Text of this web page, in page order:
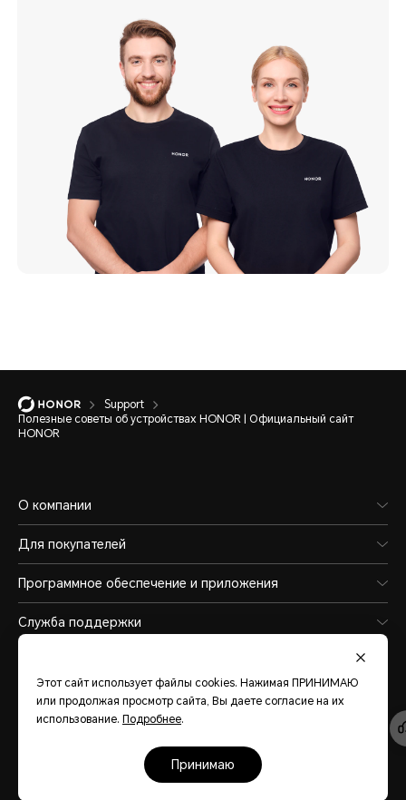
Support
Полезные советы об устройствах HONOR | Официальный сайт
HONOR
О компании
Для покупателей
Программное обеспечение и приложения
Служба поддержки
Belarus (Русский)
Политика конфиденциальности
Условия использования
Этот сайт использует файлы cookies. Нажимая ПРИНИМАЮ
или продолжая просмотр сайта, Вы даете согласие на их
использование. Подробнее.
принимаю